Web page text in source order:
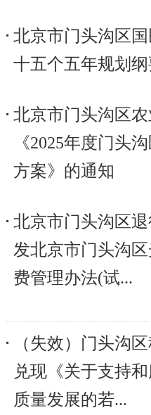
北京市门头沟区
十五个五年规划纲
北京市门头沟区
《2025年度门头
方案》的通知
北京市门头沟区
发北京市门头沟
费管理办法(试...
（失效）门头沟
兑现《关于支持
质量发展的若...